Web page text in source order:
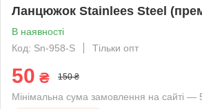
Ланцюжок Stainlees Steel
В наявності
Код: Sn-958-S
Тільки опт
50 ₴ 150 ₴
Мінімальна сума замовлення на сайті —